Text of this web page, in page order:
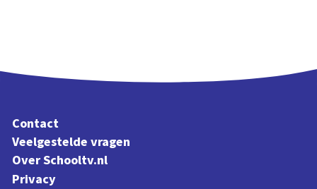
Contact
Veelgestelde vragen
Over Schooltv.nl
Privacy